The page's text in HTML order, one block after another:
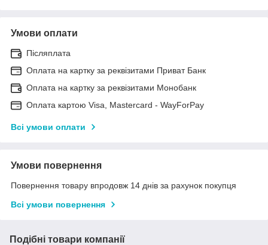
Умови оплати
Післяплата
Оплата на картку за реквізитами Приват Банк
Оплата на картку за реквізитами Монобанк
Оплата картою Visa, Mastercard - WayForPay
Всі умови оплати
Умови повернення
Повернення товару впродовж 14 днів за рахунок покупця
Всі умови повернення
Подібні товари компанії